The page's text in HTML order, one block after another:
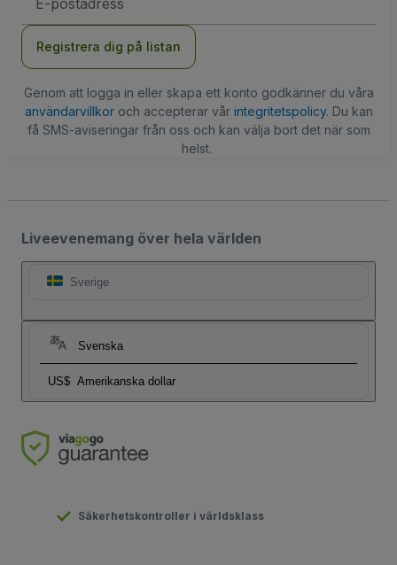
postadress
Registrera dig på listan
Genom att logga in eller skapa ett konto godkänner du våra
användarvillkoroch accepterar vår integritetspolicy. Du kan
få SMS-aviseringar från oss och kan välja bort det när som
helst.
Liveevenemang över hela världen
Sverige
Svenska
US$ Amerikanska dollar
Säkerhetskontroller i världsklass